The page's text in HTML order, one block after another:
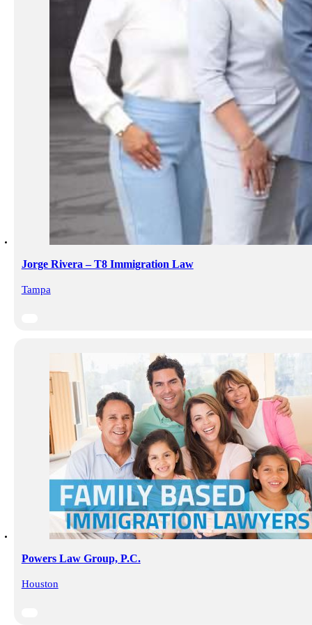
Jorge Rivera – T8 Immigration Law
Tampa
Powers Law Group, P.C.
Houston